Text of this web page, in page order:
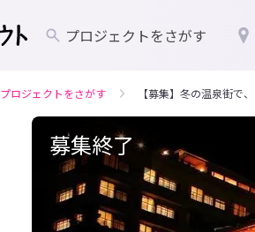
プロジェクトをさがす
プロジェクトをさがす 【募集】冬の温泉街で
募集終了